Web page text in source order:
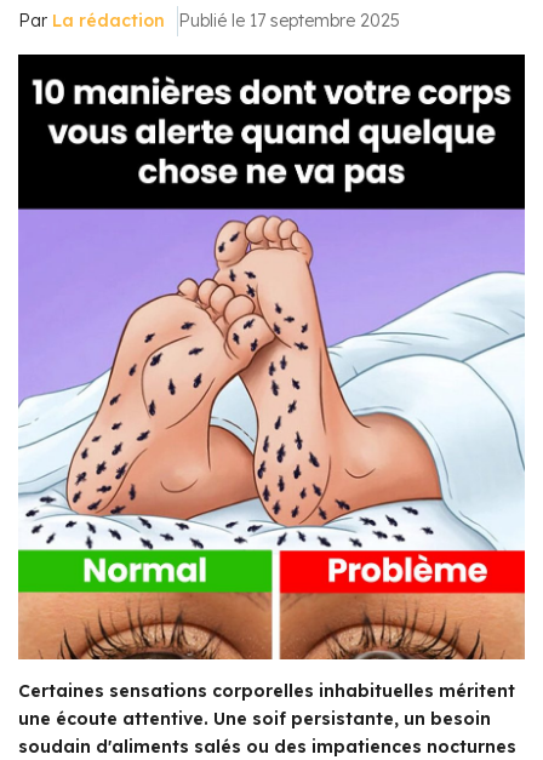
Par La rédaction Publié le 17 septembre 2025
Certaines sensations corporelles inhabituelles méritent
une écoute attentive. Une soif persistante, un besoin
soudain d'aliments salés ou des impatiences nocturnes